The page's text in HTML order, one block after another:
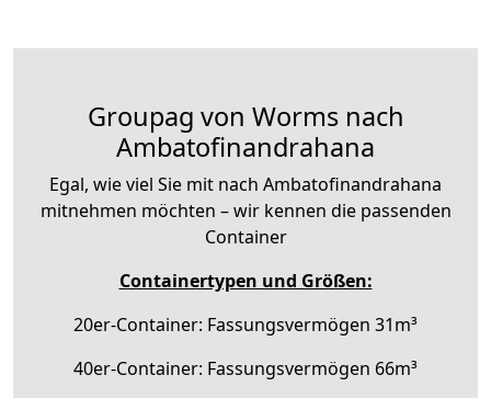
Groupag von Worms nach
Ambatofinandrahana
Egal, wie viel Sie mit nach Ambatofinandrahana
mitnehmen möchten – wir kennen die passenden
Container
Containertypen und Größen:
20er-Container: Fassungsvermögen 31m³
40er-Container: Fassungsvermögen 66m³